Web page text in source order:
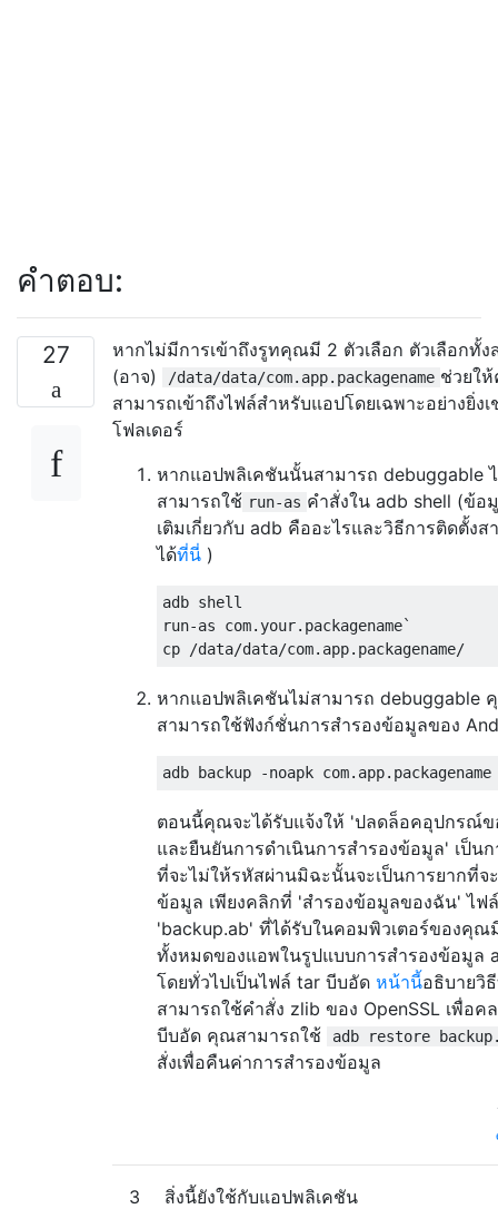
คำตอบ:
27
หากไม่มีการเข้าถึงรูทคุณมี 2 ตัวเลือก ตัวเลือกทั้ง
(อาจ)
/data/data/com.app.packagename ช่วยใ
สามารถเข้าถึงไฟล์สำหรับแอปโดยเฉพาะอย่างยิ่งเ
โฟลเดอร์
หากแอปพลิเคชันนั้นสามารถ debuggable
สามารถใช้ run-as คำสั่งใน adb shell (ข้อ
เติมเกี่ยวกับ adb คืออะไรและวิธีการติดตั้งส
ได้ที่นี่ )
adb shell
run-as com.your.packagename`
หากแอปพลิเคชันไม่สามารถ debuggable
สามารถใช้ฟังก์ชั่นการสำรองข้อมูลของ
ตอนนี้คุณจะได้รับแจ้งให้ 'ปลดล็อคอุปกรณ์
และยืนยันการดำเนินการสำรองข้อมูล' เป็น
ที่จะไม่ให้รหัสผ่านมิฉะนั้นจะเป็นการยากที่จ
ข้อมูล เพียงคลิกที่ 'สำรองข้อมูลของฉัน' ไฟล์
'backup.ab' ที่ได้รับในคอมพิวเตอร์ของคุ
ทั้งหมดของแอพในรูปแบบการสำรองข้อมูล
โดยทั่วไปเป็นไฟล์ tar บีบอัด หน้านี้อธิบายวิ
สามารถใช้คำสั่ง zlib ของ OpenSSL เพื่อค
บีบอัด คุณสามารถใช้
adb restore
สั่งเพื่อคืนค่าการสำรองข้อมูล
3
สิ่งนี้ยังใช้กับแอปพลิเคชัน